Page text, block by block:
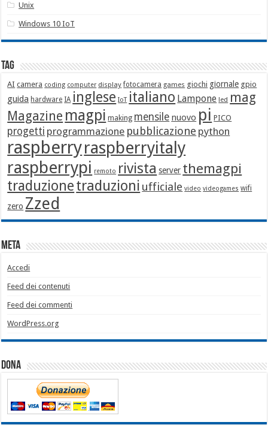
Unix
Windows 10 IoT
Tag
AI camera coding computer display fotocamera games giochi giornale gpio
guida hardware IA inglese IoT italiano Lampone led mag
Magazine magpi making mensile nuovo pi PICO
progetti programmazione pubblicazione python
raspberryraspberryitaly
raspberrypi remoto rivista server themagpi
traduzionetraduzioni ufficiale video videogames wifi
zero Zzed
Meta
Accedi
Feed dei contenuti
Feed dei commenti
WordPress.org
Dona